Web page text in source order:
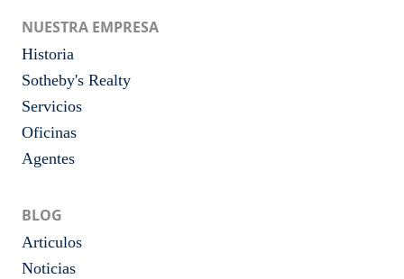
NUESTRA EMPRESA
Historia
Sotheby's Realty
Servicios
Oficinas
Agentes
BLOG
Articulos
Noticias